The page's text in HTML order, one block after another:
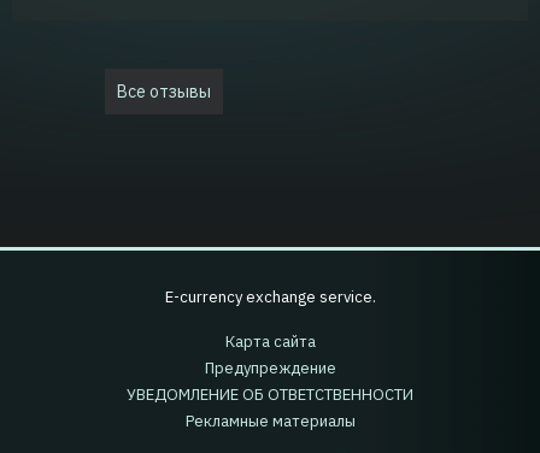
Все отзывы
E-currency exchange service.
Карта сайта
Предупреждение
УВЕДОМЛЕНИЕ ОБ ОТВЕТСТВЕННОСТИ
Рекламные материалы